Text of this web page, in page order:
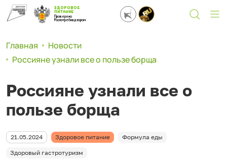
ЗДОРОВОЕ
ПИТАНИЕ
Проверено
Роспотребнадзором
Главная
Новости
Россияне узнали все о пользе борща
Россияне узнали все о
пользе борща
21.05.2024 Здоровое питание Формула еды
Здоровый гастротуризм